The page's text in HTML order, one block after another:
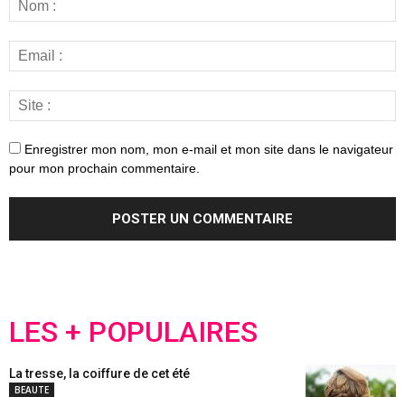
Enregistrer mon nom, mon e-mail et mon site dans le navigateur
pour mon prochain commentaire.
LES + POPULAIRES
La tresse, la coiffure de cet été
BEAUTE